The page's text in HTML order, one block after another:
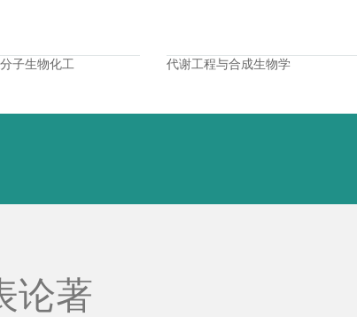
子生物化工 代谢工程与合成生物学
论著